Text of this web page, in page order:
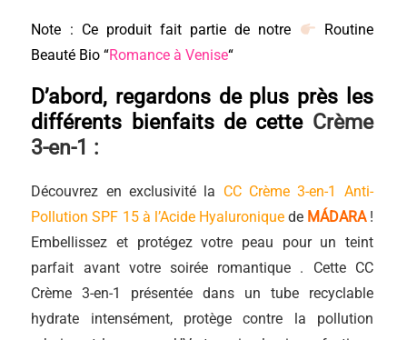
Note : Ce produit fait partie de notre
Routine
Beauté Bio “Romance à Venise“
D’abord, regardons de plus près les
différents bienfaits de cette Crème
3-en-1 :
Découvrez en exclusivité la CC Crème 3-en-1 Anti-
Pollution SPF 15 à l’Acide Hyaluroniquede MÁDARA!
Embellissez et protégez votre peau pour un teint
parfait avant votre soirée romantique . Cette CC
Crème 3-en-1 présentée dans un tube recyclable
hydrate intensément, protège contre la pollution